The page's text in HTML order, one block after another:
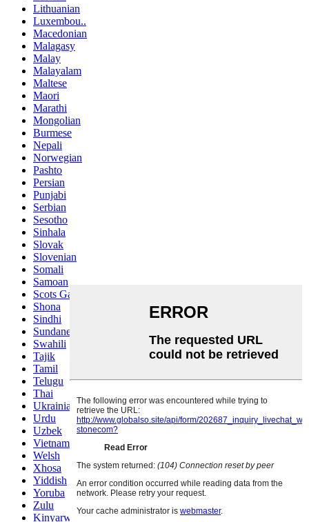
Lithuanian
Luxembou..
Macedonian
Malagasy
Malay
Malayalam
Maltese
Maori
Marathi
Mongolian
Burmese
Nepali
Norwegian
Pashto
Persian
Punjabi
Serbian
Sesotho
Sinhala
Slovak
Slovenian
Somali
Samoan
Scots Gaelic
Shona
Sindhi
Sundanese
Swahili
Tajik
Tamil
Telugu
Thai
Ukrainian
Urdu
Uzbek
Vietnamese
Welsh
Xhosa
Yiddish
Yoruba
Zulu
Kinyarwanda